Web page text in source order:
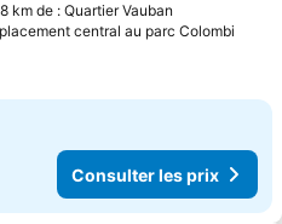
km de : Quartier Vauban
central au parc Colombi
Consulter les prix